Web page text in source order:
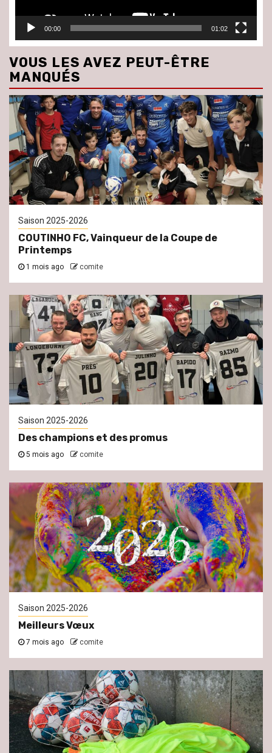
00:00 01:02
VOUS LES AVEZ PEUT-ÊTRE
MANQUÉS
Saison 2025-2026
COUTINHO FC, Vainqueur de la Coupe de
Printemps
1 mois ago comite
Saison 2025-2026
Des champions et des promus
5 mois ago comite
Saison 2025-2026
Meilleurs Vœux
7 mois ago comite